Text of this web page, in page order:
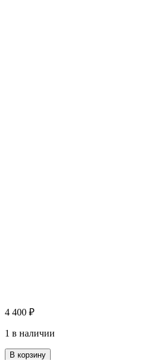
4 400 ₽
1 в наличии
В корзину